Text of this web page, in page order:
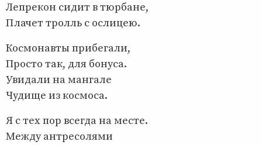
Лепрекон сидит в тюрбане,
Плачет тролль с ослицею.
Космонавты прибегали,
Просто так, для бонуса.
Увидали на мангале
Чудище из космоса.
Я с тех пор всегда на месте.
Между антресолями